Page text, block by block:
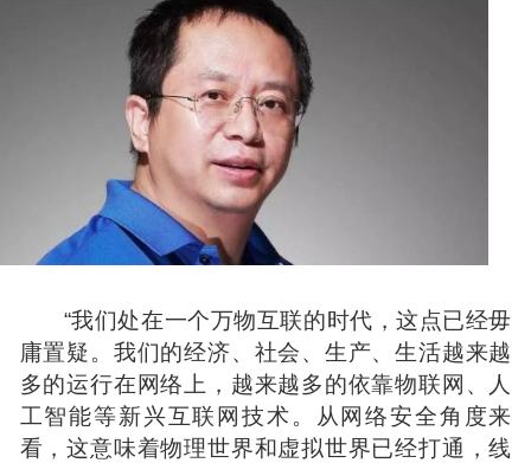
“我们处在一个万物互联的时代，这点已经毋
庸置疑。我们的经济、社会、生产、生活越来越
多的运行在网络上，越来越多的依靠物联网、人
工智能等新兴互联网技术。从网络安全角度来
看，这意味着物理世界和虚拟世界已经打通，线